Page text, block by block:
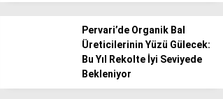
Pervari’de Organik Bal
Üreticilerinin Yüzü Gülecek:
Bu Yıl Rekolte İyi Seviyede
Bekleniyor